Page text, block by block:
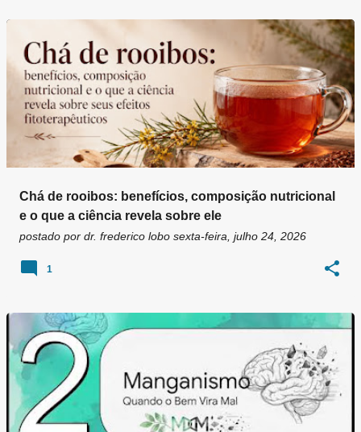
Chá de rooibos: benefícios, composição nutricional
e o que a ciência revela sobre ele
postado por dr. frederico lobo sexta-feira, julho 24, 2026
1